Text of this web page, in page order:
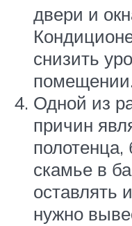
двери и
снизить
помещении.
Одной из
причин
скамье в
оставлять
нужно